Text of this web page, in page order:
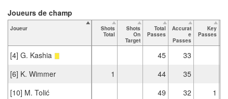
Joueur
Shots
Total
Shots
On
Target
Total
Passes
Accurat
e
Passes
Key
Passes
[4] G. Kashia 45
33
[6] K. Wimmer
1 44
35
[10] M. Tolić
49 32
1
Joueurs de champ